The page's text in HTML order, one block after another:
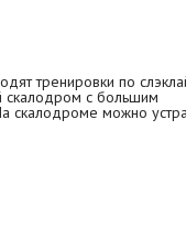
тренировки по
скалодром с большим
скалодроме можно